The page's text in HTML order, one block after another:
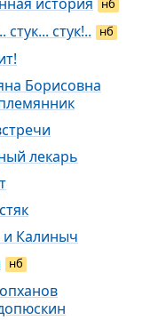
нб
стук... стук!.. нб
Борисовна
лекарь
и Калиныч
нб